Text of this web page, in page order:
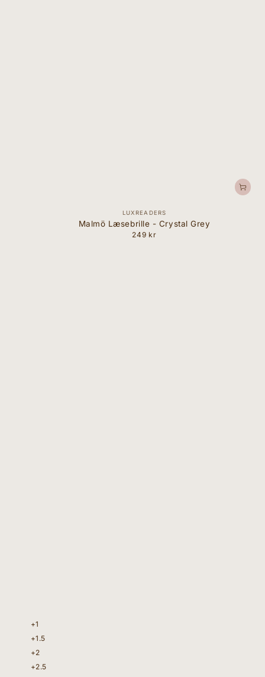
Forhandler:
LUXREADERS
Malmö Læsebrille - Crystal Grey
Normal
249 kr
+1
+1.5
+2
+2.5